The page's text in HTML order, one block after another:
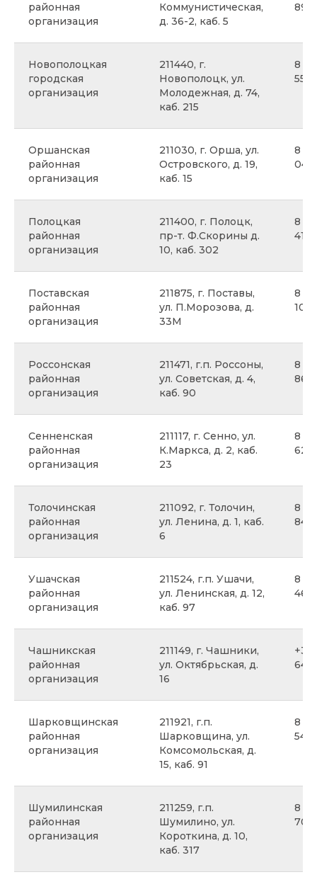
районная
организация
Коммунистическая,
д. 36-2, каб. 5
89
Новополоцкая
городская
организация
211440, г.
Новополоцк, ул.
Молодежная, д. 74,
каб. 215
8
55
Оршанская
районная
организация
211030, г. Орша, ул.
Островского, д. 19,
каб. 15
8
04
Полоцкая
районная
организация
211400, г. Полоцк,
пр-т. Ф.Скорины д.
10, каб. 302
8
41
Поставская
районная
организация
211875, г. Поставы,
ул. П.Морозова, д.
33М
8
10
Россонская
районная
организация
211471, г.п. Россоны,
ул. Советская, д. 4,
каб. 90
8
86
Сенненская
районная
организация
211117, г. Сенно, ул.
К.Маркса, д. 2, каб.
23
8
62
Толочинская
районная
организация
211092, г. Толочин,
ул. Ленина, д. 1, каб.
6
8
84
Ушачская
районная
организация
211524, г.п. Ушачи,
ул. Ленинская, д. 12,
каб. 97
8
46
Чашникская
районная
организация
211149, г. Чашники,
ул. Октябрьская, д.
16
64
Шарковщинская
районная
организация
211921, г.п.
Шарковщина, ул.
Комсомольская, д.
15, каб. 91
8
Шумилинская
районная
организация
211259, г.п.
Шумилино, ул.
Короткина, д. 10,
каб. 317
8
70